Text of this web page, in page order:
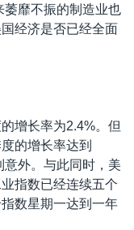
萎靡不振的制造业也
经济是否已经全面
增长率为2.4%。但
的增长率达到
外。与此同时，美
指数已经连续五个
数星期一达到一年